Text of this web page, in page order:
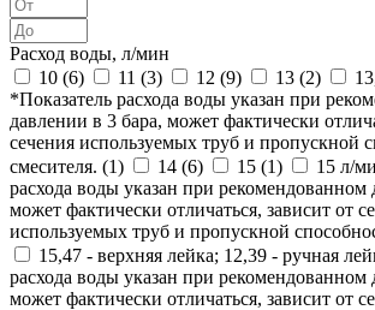
Расход воды, л/мин
10 (6) 11 (3) 12 (9) 13 (2)
*Показатель расхода воды указан при
давлении в 3 бара, может фактически
сечения используемых труб и пропускной
смесителя. (1) 14 (6) 15 (1)
15 л/
расхода воды указан при рекомендованном
может фактически отличаться, зависит от
используемых труб и пропускной
15,47 - верхняя лейка; 12,39 - ручная
расхода воды указан при рекомендованном
может фактически отличаться, зависит от